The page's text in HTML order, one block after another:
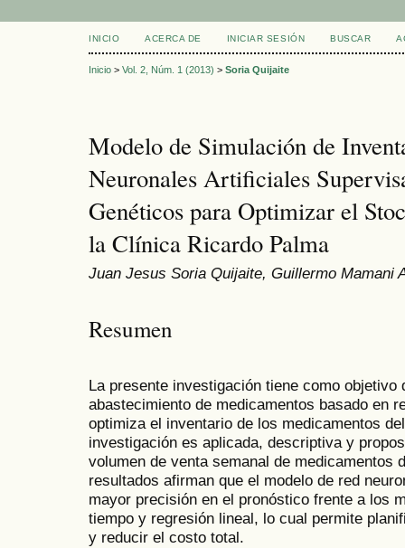
INICIO ACERCA DE INICIAR SESIÓN BUSCAR
Inicio > Vol. 2, Núm. 1 (2013) > Soria Quijaite
Modelo de Simulación de
Neuronales Artificiales
Genéticos para Optimizar el
la Clínica Ricardo Palma
Juan Jesus Soria Quijaite, Guillermo Mamani
Resumen
La presente investigación tiene como
abastecimiento de medicamentos basado en
optimiza el inventario de los medicamentos
investigación es aplicada, descriptiva y
volumen de venta semanal de medicamentos
resultados afirman que el modelo de red
mayor precisión en el pronóstico frente a los
tiempo y regresión lineal, lo cual permite
y reducir el costo total.